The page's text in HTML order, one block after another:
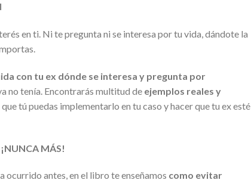
en ti. Ni te pregunta ni se interesa por tu vida, dándote la
con tu ex dónde se interesa y pregunta por
no tenía. Encontrarás multitud de ejemplos reales y
tú puedas implementarlo en tu caso y hacer que tu ex esté
MÁS!
ocurrido antes, en el libro te enseñamos como evitar